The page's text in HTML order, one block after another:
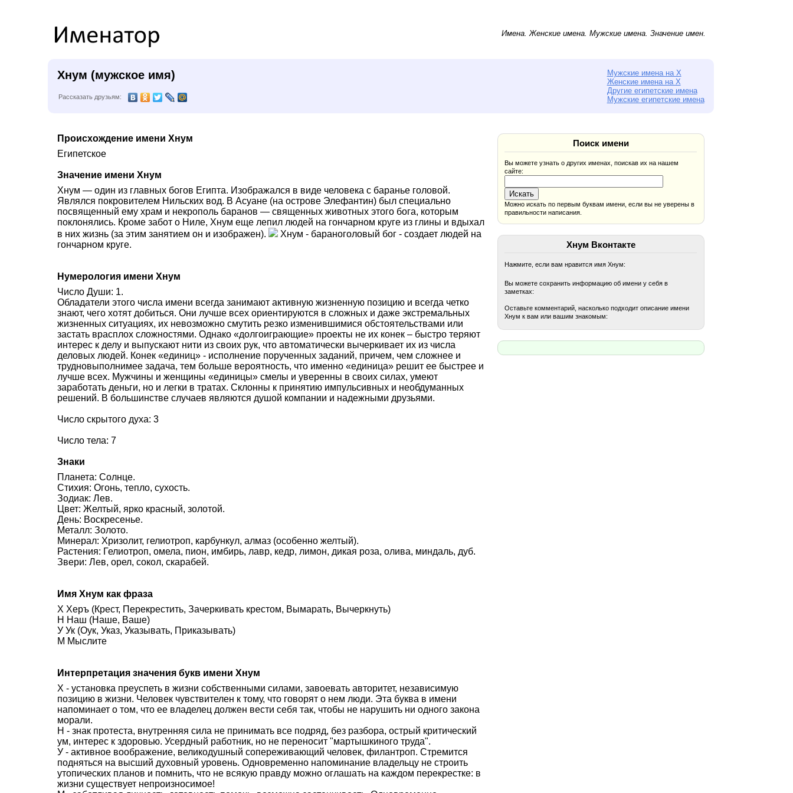
Имена.Женские имена.Мужские имена. Значение имен.
Хнум (мужское имя)
Мужские имена на Х
Женские имена на Х
Другие египетские имена
Мужские египетские имена
Рассказать друзьям:
Происхождение имени Хнум
Египетское
Значение имени Хнум
Хнум — один из главных богов Египта. Изображался в виде человека с баранье головой.
Являлся покровителем Нильских вод. В Асуане (на острове Элефантин) был специально
посвященный ему храм и некрополь баранов — священных животных этого бога, которым
поклонялись. Кроме забот о Ниле, Хнум еще лепил людей на гончарном круге из глины и вдыхал
в них жизнь (за этим занятием он и изображен).
Хнум - бараноголовый бог - создает людей на
гончарном круге.
Нумерология имени Хнум
Число Души: 1.
Обладатели этого числа имени всегда занимают активную жизненную позицию и всегда четко
знают, чего хотят добиться. Они лучше всех ориентируются в сложных и даже экстремальных
жизненных ситуациях, их невозможно смутить резко изменившимися обстоятельствами или
застать врасплох сложностями. Однако «долгоиграющие» проекты не их конек – быстро теряют
интерес к делу и выпускают нити из своих рук, что автоматически вычеркивает их из числа
деловых людей. Конек «единиц» - исполнение порученных заданий, причем, чем сложнее и
трудновыполнимее задача, тем больше вероятность, что именно «единица» решит ее быстрее и
лучше всех. Мужчины и женщины «единицы» смелы и уверенны в своих силах, умеют
заработать деньги, но и легки в тратах. Склонны к принятию импульсивных и необдуманных
решений. В большинстве случаев являются душой компании и надежными друзьями.
Число скрытого духа: 3
Число тела: 7
Знаки
Планета: Солнце.
Стихия: Огонь, тепло, сухость.
Зодиак: Лев.
Цвет: Желтый, ярко красный, золотой.
День: Воскресенье.
Металл: Золото.
Минерал: Хризолит, гелиотроп, карбункул, алмаз (особенно желтый).
Растения: Гелиотроп, омела, пион, имбирь, лавр, кедр, лимон, дикая роза, олива, миндаль, дуб.
Звери: Лев, орел, сокол, скарабей.
Имя Хнум как фраза
Х Херъ (Крест, Перекрестить, Зачеркивать крестом, Вымарать, Вычеркнуть)
Н Наш (Наше, Ваше)
У Ук (Оук, Указ, Указывать, Приказывать)
М Мыслите
Интерпретация значения букв имени Хнум
Х - установка преуспеть в жизни собственными силами, завоевать авторитет, независимую
позицию в жизни. Человек чувствителен к тому, что говорят о нем люди. Эта буква в имени
напоминает о том, что ее владелец должен вести себя так, чтобы не нарушить ни одного закона
морали.
Н - знак протеста, внутренняя сила не принимать все подряд, без разбора, острый критический
ум, интерес к здоровью. Усердный работник, но не переносит "мартышкиного труда".
У - активное воображение, великодушный сопереживающий человек, филантроп. Стремится
подняться на высший духовный уровень. Одновременно напоминание владельцу не строить
утопических планов и помнить, что не всякую правду можно оглашать на каждом перекрестке: в
жизни существует непроизносимое!
Поиск имени
Вы можете узнать о других именах, поискав их на нашем
сайте:
Можно искать по первым буквам имени, если вы не уверены в
правильности написания.
Хнум Вконтакте
Нажмите, если вам нравится имя Хнум:
Вы можете сохранить информацию об имени у себя в
заметках:
Оставьте комментарий, насколько подходит описание имени
Хнум к вам или вашим знакомым: